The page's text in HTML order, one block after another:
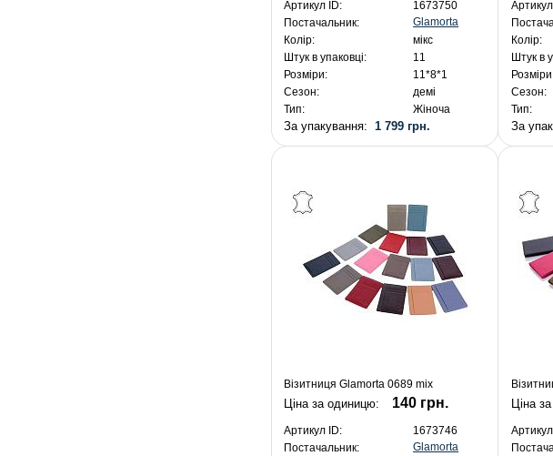
Артикул ID:
1673750
Постачальник:
Glamorta
Колір:
мікс
Штук в упаковці:
11
Розміри:
11*8*1
Сезон:
демі
Тип:
Жіноча
За упакування:1 799 грн.
Колір:
Штук в
Сезон:
Тип:
За
Візитниця Glamorta 0689 mix
Ціна за одиницю: 140 грн.
Артикул ID:
1673746
Постачальник:
Glamorta
Ціна